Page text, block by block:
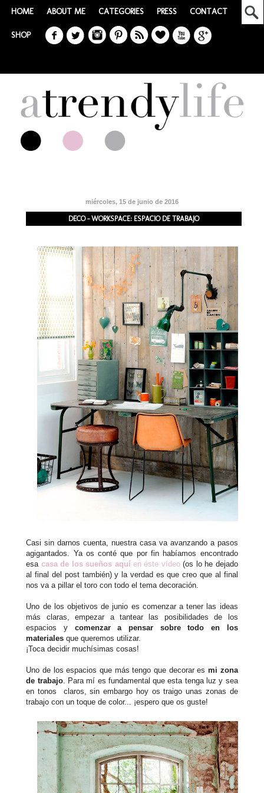
HOME ABOUT ME CATEGORIES PRESS CONTACT
SHOP
miércoles, 15 de junio de 2016
DECO - WORKSPACE: ESPACIO DE TRABAJO
Casi sin darnos cuenta, nuestra casa va avanzando a pasos
agigantados. Ya os conté que por fin habíamos encontrado
esa casa de los sueños aquí en éste vídeo(os lo he dejado
al final del post también) y la verdad es que creo que al final
nos va a pillar el toro con todo el tema decoración.
Uno de los objetivos de junio es comenzar a tener las ideas
más claras, empezar a tantear las posibilidades de los
espacios y comenzar a pensar sobre todo en los
materiales que queremos utilizar.
¡Toca decidir muchísimas cosas!
Uno de los espacios que más tengo que decorar es mi zona
de trabajo. Para mí es fundamental que esta tenga luz y sea
en tonos claros, sin embargo hoy os traigo unas zonas de
trabajo con un toque de color... ¡espero que os guste!